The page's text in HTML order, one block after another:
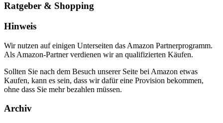
Ratgeber & Shopping
Hinweis
Wir nutzen auf einigen Unterseiten das Amazon Partnerprogramm.
Als Amazon-Partner verdienen wir an qualifizierten Käufen.
Sollten Sie nach dem Besuch unserer Seite bei Amazon etwas
Kaufen, kann es sein, dass wir dafür eine Provision bekommen,
ohne dass Sie mehr bezahlen müssen.
Archiv